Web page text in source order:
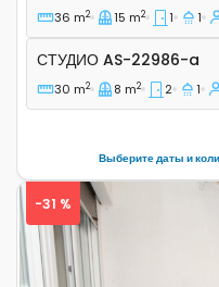
36 m2 15 m2 1 1
Студио AS-22986-a
СТУДИО AS-22986-a
30 m2 8 m2 2 1
Выберите даты и
-31 %